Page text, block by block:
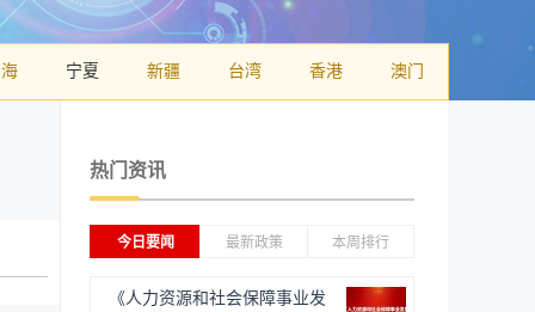
宁夏 新疆 台湾 香港 澳门
热门资讯
今日要闻 最新政策 本周排行
《人力资源和社会保障事业发